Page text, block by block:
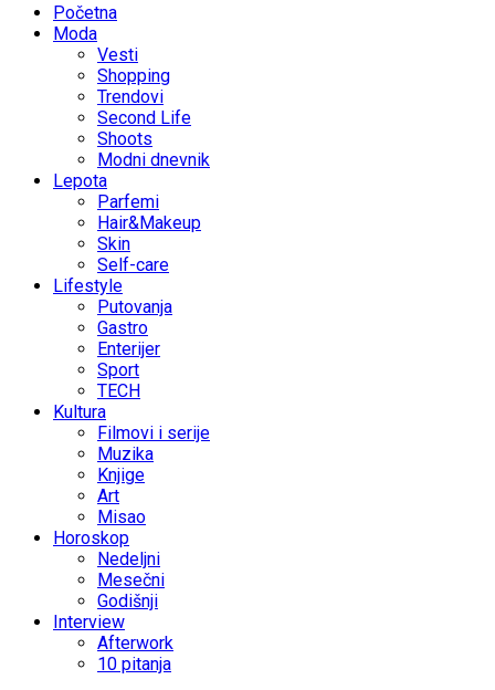
Početna
Moda
Vesti
Shopping
Trendovi
Second Life
Shoots
Modni dnevnik
Lepota
Parfemi
Hair&Makeup
Skin
Self-care
Lifestyle
Putovanja
Gastro
Enterijer
Sport
TECH
Kultura
Filmovi i serije
Muzika
Knjige
Art
Misao
Horoskop
Nedeljni
Mesečni
Godišnji
Interview
Afterwork
10 pitanja